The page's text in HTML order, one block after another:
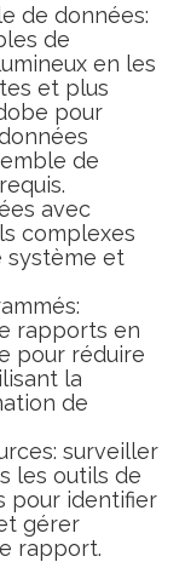
de données:
de
en les
et plus
pour
de
avec
complexes
système et
rapports en
pour réduire
la
de
surveiller
les outils de
pour identifier
gérer
rapport.